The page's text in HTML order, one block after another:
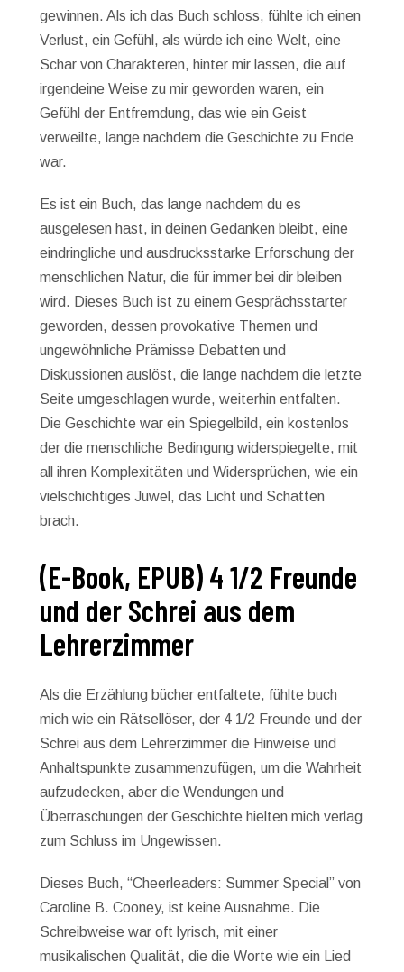
gewinnen. Als ich das Buch schloss, fühlte ich einen
Verlust, ein Gefühl, als würde ich eine Welt, eine
Schar von Charakteren, hinter mir lassen, die auf
irgendeine Weise zu mir geworden waren, ein
Gefühl der Entfremdung, das wie ein Geist
verweilte, lange nachdem die Geschichte zu Ende
war.
Es ist ein Buch, das lange nachdem du es
ausgelesen hast, in deinen Gedanken bleibt, eine
eindringliche und ausdrucksstarke Erforschung der
menschlichen Natur, die für immer bei dir bleiben
wird. Dieses Buch ist zu einem Gesprächsstarter
geworden, dessen provokative Themen und
ungewöhnliche Prämisse Debatten und
Diskussionen auslöst, die lange nachdem die letzte
Seite umgeschlagen wurde, weiterhin entfalten.
Die Geschichte war ein Spiegelbild, ein kostenlos
der die menschliche Bedingung widerspiegelte, mit
all ihren Komplexitäten und Widersprüchen, wie ein
vielschichtiges Juwel, das Licht und Schatten
brach.
(E-Book, EPUB) 4 1/2 Freunde
und der Schrei aus dem
Lehrerzimmer
Als die Erzählung bücher entfaltete, fühlte buch
mich wie ein Rätsellöser, der 4 1/2 Freunde und der
Schrei aus dem Lehrerzimmer die Hinweise und
Anhaltspunkte zusammenzufügen, um die Wahrheit
aufzudecken, aber die Wendungen und
Überraschungen der Geschichte hielten mich verlag
zum Schluss im Ungewissen.
Dieses Buch, “Cheerleaders: Summer Special” von
Caroline B. Cooney, ist keine Ausnahme. Die
Schreibweise war oft lyrisch, mit einer
musikalischen Qualität, die die Worte wie ein Lied